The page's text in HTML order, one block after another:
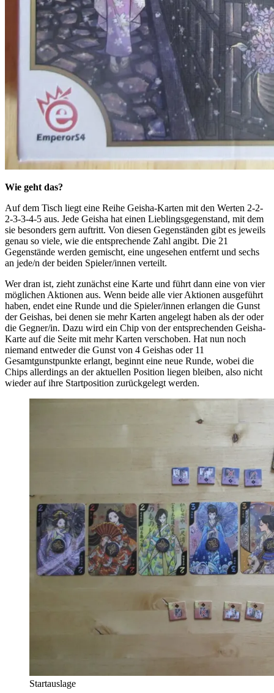
Wie geht das?
Auf dem Tisch liegt eine Reihe Geisha-Karten mit den Werten 2-2-
2-3-3-4-5 aus. Jede Geisha hat einen Lieblingsgegenstand, mit dem
sie besonders gern auftritt. Von diesen Gegenständen gibt es jeweils
genau so viele, wie die entsprechende Zahl angibt. Die 21
Gegenstände werden gemischt, eine ungesehen entfernt und sechs
an jede/n der beiden Spieler/innen verteilt.
Wer dran ist, zieht zunächst eine Karte und führt dann eine von vier
möglichen Aktionen aus. Wenn beide alle vier Aktionen ausgeführt
haben, endet eine Runde und die Spieler/innen erlangen die Gunst
der Geishas, bei denen sie mehr Karten angelegt haben als der oder
die Gegner/in. Dazu wird ein Chip von der entsprechenden Geisha-
Karte auf die Seite mit mehr Karten verschoben. Hat nun noch
niemand entweder die Gunst von 4 Geishas oder 11
Gesamtgunstpunkte erlangt, beginnt eine neue Runde, wobei die
Chips allerdings an der aktuellen Position liegen bleiben, also nicht
wieder auf ihre Startposition zurückgelegt werden.
Startauslage